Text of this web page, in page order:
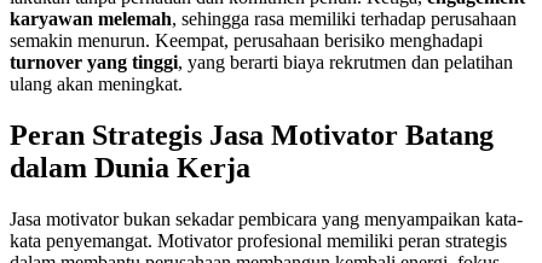
karyawan melemah, sehingga rasa memiliki terhadap perusahaan
semakin menurun. Keempat, perusahaan berisiko menghadapi
turnover yang tinggi, yang berarti biaya rekrutmen dan pelatihan
ulang akan meningkat.
Peran Strategis Jasa Motivator Batang
dalam Dunia Kerja
Jasa motivator bukan sekadar pembicara yang menyampaikan kata-
kata penyemangat. Motivator profesional memiliki peran strategis